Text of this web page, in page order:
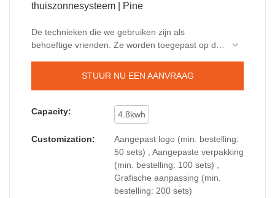
thuiszonnesysteem | Pine
De technieken die we gebruiken zijn als
behoeftige vrienden. Ze worden toegepast op de
Aangepaste Lifepo4 Power Wall Lithium-batterij
de toepassingsgebieden van
energieopslagcontainer.
STUUR NU EEN AANVRAAG
Capacity: 4.8kwh
Customization:
Aangepast logo (min. bestelling:
50 sets) , Aangepaste verpakking
(min. bestelling: 100 sets) ,
Grafische aanpassing (min.
bestelling: 200 sets)